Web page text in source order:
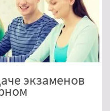
экзаменов